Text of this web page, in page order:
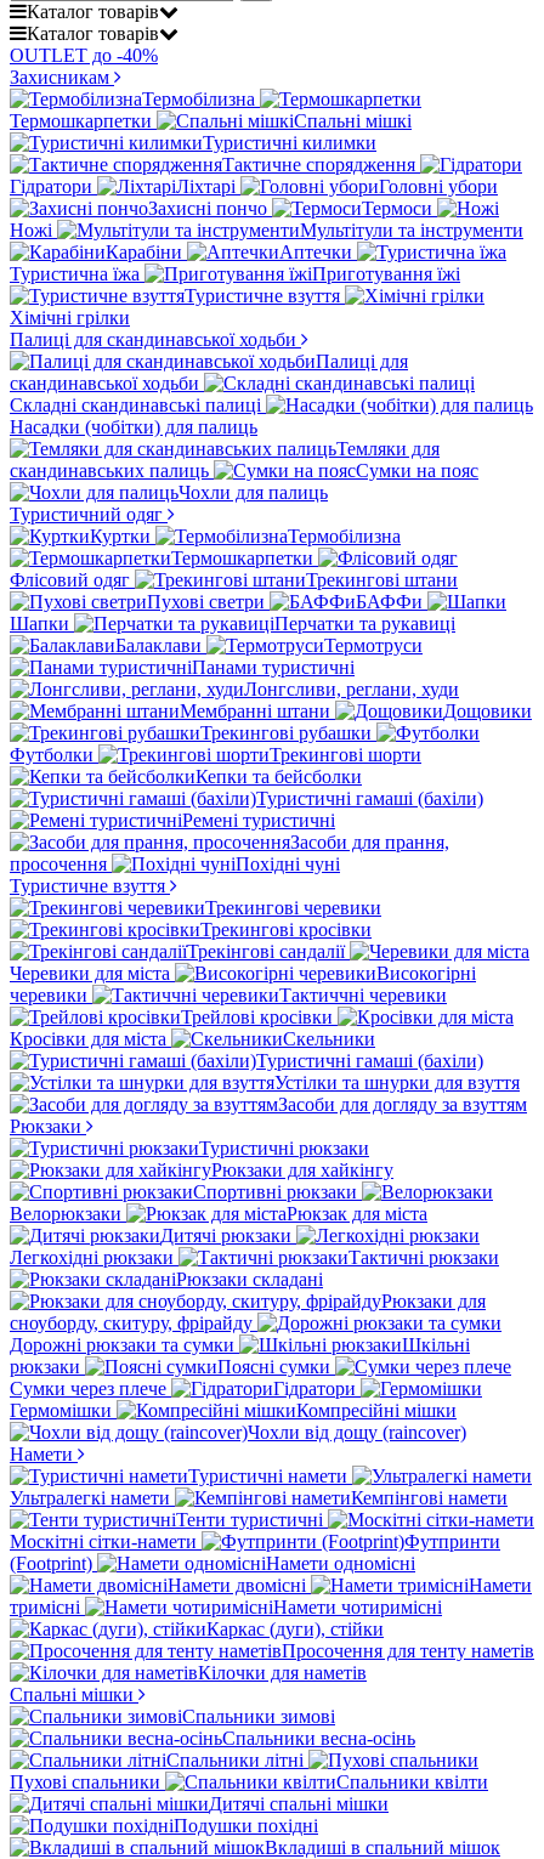
Каталог товарів
Каталог товарів
OUTLET до -40%
Захисникам
Термобілизна
Термошкарпетки
Спальні мішкі
Туристичні килимки
Тактичне спорядження
Гідратори
Ліхтарі
Головні убори
Захисні пончо
Термоси
Ножі
Мультітули та інструменти
Карабіни
Аптечки
Туристична їжа
Приготування їжі
Туристичне взуття
Хімічні грілки
Палиці для скандинавської ходьби
Палиці для
скандинавської ходьби
Складні скандинавські палиці
Насадки (чобітки) для палиць
Темляки для
скандинавських палиць
Сумки на пояс
Чохли для палиць
Туристичний одяг
Куртки
Термобілизна
Термошкарпетки
Флісовий одяг
Трекингові штани
Пухові светри
БАФФи
Шапки
Перчатки та рукавиці
Балаклави
Термотруси
Панами туристичні
Лонгсливи, реглани, худи
Мембранні штани
Дощовики
Трекингові рубашки
Футболки
Трекингові шорти
Кепки та бейсболки
Туристичні гамаші (бахіли)
Ремені туристичні
Засоби для прання,
просочення
Похідні чуні
Туристичне взуття
Трекингові черевики
Трекингові кросівки
Трекінгові сандалії
Черевики для міста
Високогірні
черевики
Тактиччні черевики
Трейлові кросівки
Кросівки для міста
Скельники
Туристичні гамаші (бахіли)
Устілки та шнурки для взуття
Засоби для догляду за взуттям
Рюкзаки
Туристичні рюкзаки
Рюкзаки для хайкінгу
Спортивні рюкзаки
Велорюкзаки
Рюкзак для міста
Дитячі рюкзаки
Легкохідні рюкзаки
Тактичні рюкзаки
Рюкзаки складані
Рюкзаки для
сноуборду, скитуру, фрірайду
Дорожні рюкзаки та сумки
Шкільні
рюкзаки
Поясні сумки
Сумки через плече
Гідратори
Гермомішки
Компресійні мішки
Чохли від дощу (raincover)
Намети
Туристичні намети
Ультралегкі намети
Кемпінгові намети
Тенти туристичні
Москітні сітки-намети
Футпринти
(Footprint)
Намети одномісні
Намети двомісні
Намети
тримісні
Намети чотиримісні
Каркас (дуги), стійки
Просочення для тенту наметів
Кілочки для наметів
Спальні мішки
Спальники зимові
Спальники весна-осінь
Спальники літні
Пухові спальники
Спальники квілти
Дитячі спальні мішки
Подушки похідні
Вкладиші в спальний мішок